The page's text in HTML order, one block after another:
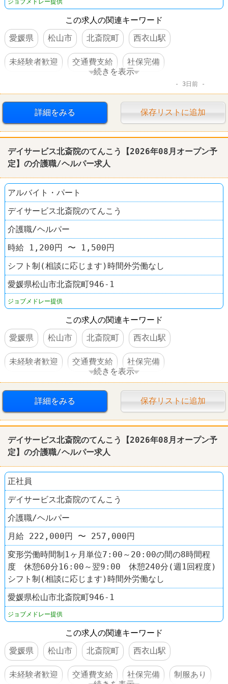
この求人の関連キーワード
愛媛県
松山市 北斎院町 西衣山駅
未経験者歓迎 交通費支給 社保完備
続きを表示
3日前
詳細をみる 保存リストに追加
デイサービス北斎院のてんこう【2026年08月オープン予
定】の介護職/ヘルパー求人
アルバイト・パート
デイサービス北斎院のてんこう
介護職/ヘルパー
時給 1,200円 〜 1,500円
シフト制(相談に応じます)時間外労働なし
愛媛県松山市北斎院町946-1
ジョブメドレー提供
この求人の関連キーワード
愛媛県
松山市 北斎院町 西衣山駅
未経験者歓迎 交通費支給 社保完備
扶養控除内のオシゴト 制服あり
オープニングスタッフ
続きを表示
詳細をみる 保存リストに追加
デイサービス北斎院のてんこう【2026年08月オープン予
定】の介護職/ヘルパー求人
正社員
デイサービス北斎院のてんこう
介護職/ヘルパー
月給 222,000円 〜 257,000円
変形労働時間制1ヶ月単位7:00～20:00の間の8時間程
度 休憩60分16:00～翌9:00 休憩240分(週1回程度)
シフト制(相談に応じます)時間外労働なし
愛媛県松山市北斎院町946-1
ジョブメドレー提供
この求人の関連キーワード
愛媛県
松山市 北斎院町 西衣山駅
未経験者歓迎 交通費支給 社保完備
制服あり